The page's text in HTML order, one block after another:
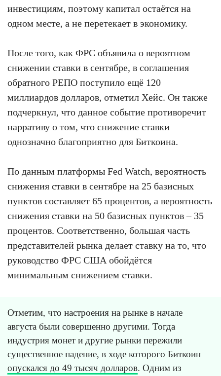
инвестициям, поэтому капитал остаётся на
одном месте, а не перетекает в экономику.
После того, как ФРС объявила о вероятном
снижении ставки в сентябре, в соглашения
обратного РЕПО поступило ещё 120
миллиардов долларов, отметил Хейс. Он также
подчеркнул, что данное событие противоречит
нарративу о том, что снижение ставки
однозначно благоприятно для Биткоина.
По данным платформы Fed Watch, вероятность
снижения ставки в сентябре на 25 базисных
пунктов составляет 65 процентов, а вероятность
снижения ставки на 50 базисных пунктов – 35
процентов. Соответственно, большая часть
представителей рынка делает ставку на то, что
руководство ФРС США обойдётся
минимальным снижением ставки.
Отметим, что настроения на рынке в начале
августа были совершенно другими. Тогда
индустрия монет и другие рынки пережили
существенное падение, в ходе которого Биткоин
опускался до 49 тысяч долларов. Одним из